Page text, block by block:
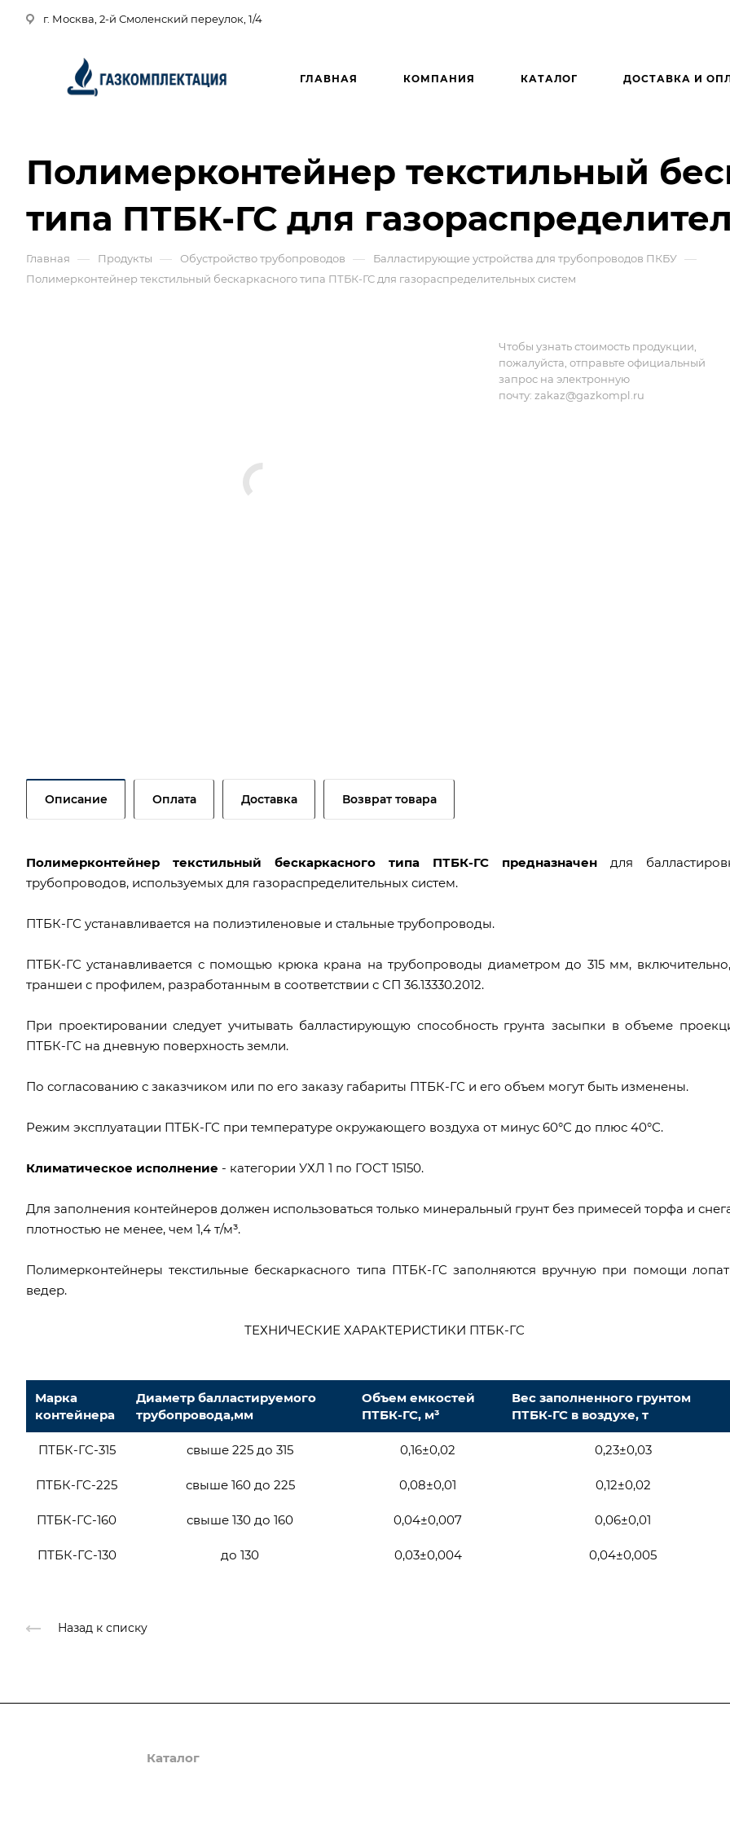
г. Москва, 2-й Смоленский переулок, 1/4
ГЛАВНАЯ КОМПАНИЯ КАТАЛОГ ДОСТАВКА И
Полимерконтейнер текстильный
типа ПТБК-ГС для
Главная — Продукты — Обустройство трубопроводов — Балластирующие устройства для трубопроводов ПКБУ —
Полимерконтейнер текстильный бескаркасного типа ПТБК-ГС для газораспределительных систем
Чтобы узнать стоимость продукции,
пожалуйста, отправьте официальный
запрос на электронную
почту: zakaz@gazkompl.ru
Описание Оплата Доставка Возврат товара
Полимерконтейнер текстильный бескаркасного типа ПТБК-ГС предназначен для
трубопроводов, используемых для газораспределительных систем.
ПТБК-ГС устанавливается на полиэтиленовые и стальные трубопроводы.
ПТБК-ГС устанавливается с помощью крюка крана на трубопроводы диаметром до 315 мм,
траншеи с профилем, разработанным в соответствии с СП 36.13330.2012.
При проектировании следует учитывать балластирующую способность грунта засыпки в объеме
ПТБК-ГС на дневную поверхность земли.
По согласованию с заказчиком или по его заказу габариты ПТБК-ГС и его объем могут быть изменены.
Режим эксплуатации ПТБК-ГС при температуре окружающего воздуха от минус 60°С до плюс 40°С.
Климатическое исполнение - категории УХЛ 1 по ГОСТ 15150.
Для заполнения контейнеров должен использоваться только минеральный грунт без примесей торфа и
плотностью не менее, чем 1,4 т/м³.
Полимерконтейнеры текстильные бескаркасного типа ПТБК-ГС заполняются вручную при помощи
ведер.
ТЕХНИЧЕСКИЕ ХАРАКТЕРИСТИКИ ПТБК-ГС
Марка
контейнера
Диаметр балластируемого
трубопровода,мм
Объем емкостей
ПТБК-ГС, м³
Вес заполненного грунтом
ПТБК-ГС в воздухе, т
ПТБК-ГС-315 свыше 225 до 315 0,16±0,02 0,23±0,03
ПТБК-ГС-225 свыше 160 до 225 0,08±0,01 0,12±0,02
ПТБК-ГС-160 свыше 130 до 160 0,04±0,007 0,06±0,01
ПТБК-ГС-130 до 130 0,03±0,004 0,04±0,005
Назад к списку
Каталог